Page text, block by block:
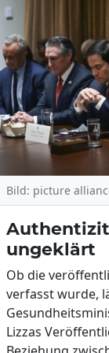
Bild: picture
ungeklärt
Ob die
verfasst wurde,
Lizzas